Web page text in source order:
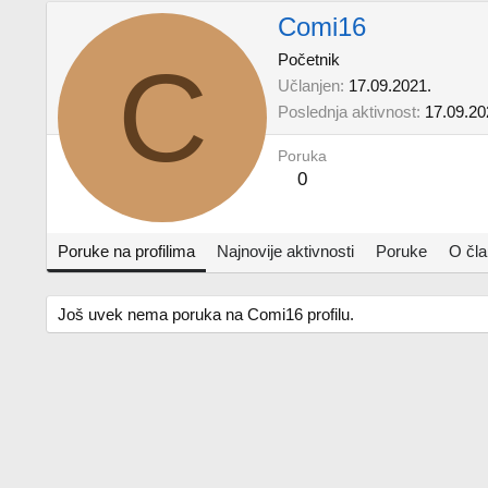
C
Comi16
Početnik
Učlanjen 17.09.2021.
Poslednja aktivnost
Poruka
0
Poruke na profilima Najnovije aktivnosti Poruke O
Još uvek nema poruka na Comi16 profilu.